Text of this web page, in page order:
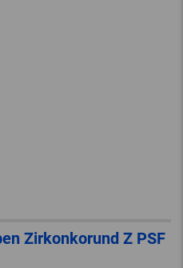
Zirkonkorund Z PSF